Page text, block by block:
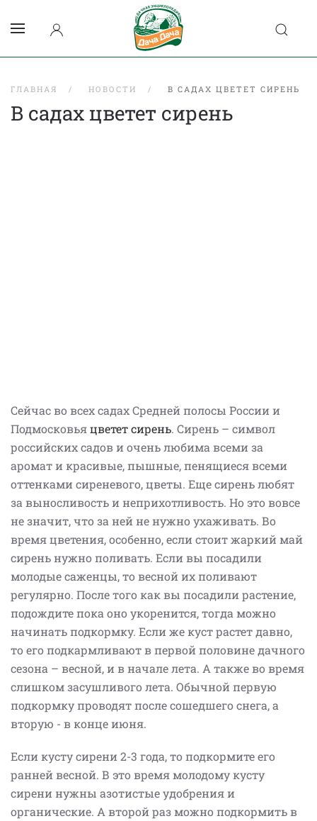
ГЛАВНАЯ НОВОСТИ В САДАХ ЦВЕТЕТ СИРЕНЬ
В садах цветет сирень
Сейчас во всех садах Средней полосы России и
Подмосковьяцветет сирень. Сирень – символ
российских садов и очень любима всеми за
аромат и красивые, пышные, пенящиеся всеми
оттенками сиреневого, цветы. Еще сирень любят
за выносливость и неприхотливость. Но это вовсе
не значит, что за ней не нужно ухаживать. Во
время цветения, особенно, если стоит жаркий май
сирень нужно поливать. Если вы посадили
молодые саженцы, то весной их поливают
регулярно. После того как вы посадили растение,
подождите пока оно укоренится, тогда можно
начинать подкормку. Если же куст растет давно,
то его подкармливают в первой половине дачного
сезона – весной, и в начале лета. А также во время
слишком засушливого лета. Обычной первую
подкормку проводят после сошедшего снега, а
вторую - в конце июня.
Если кусту сирени 2-3 года, то подкормите его
ранней весной. В это время молодому кусту
сирени нужны азотистые удобрения и
органические. А второй раз можно подкормить в